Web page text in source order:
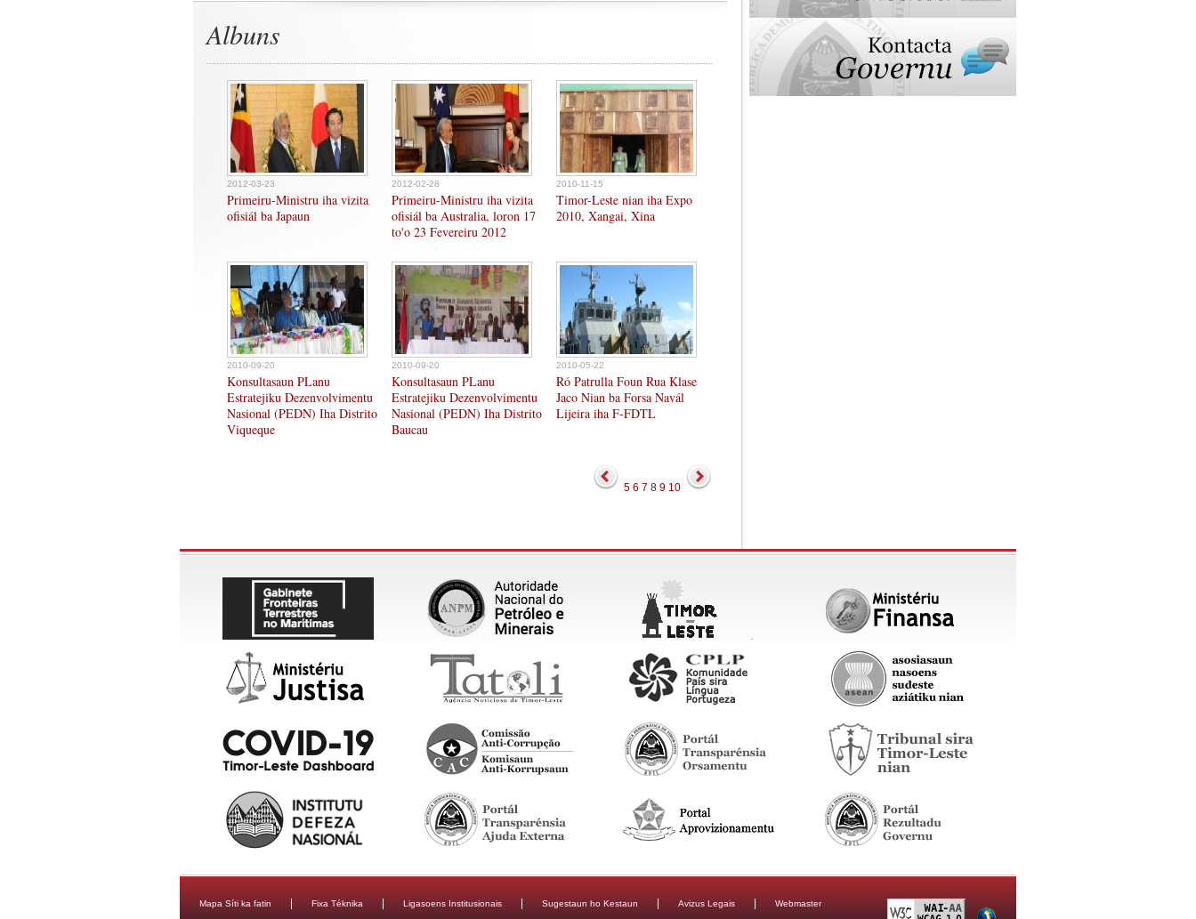
Albuns
2012-03-23
Primeiru-Ministru iha vizita
ofisiál ba Japaun
2012-02-28
Primeiru-Ministru iha vizita
ofisiál ba Australia, loron 17
to'o 23 Fevereiru 2012
2010-11-15
Timor-Leste nian iha Expo
2010, Xangai, Xina
2010-09-20
Konsultasaun PLanu
Estratejiku Dezenvolvimentu
Nasional (PEDN) Iha Distrito
Viqueque
2010-09-20
Konsultasaun PLanu
Estratejiku Dezenvolvimentu
Nasional (PEDN) Iha Distrito
Baucau
2010-05-22
Ró Patrulla Foun Rua Klase
Jaco Nian ba Forsa Navál
Lijeira iha F-FDTL
5 6 7 8 9 10
Mapa Síti ka fatin Fixa Téknika Ligasoens Institusionais Sugestaun ho Kestaun Avizus Legais Webmaster